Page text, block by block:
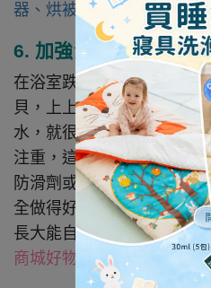
器、烘被機
6. 加強浴室地板防滑
在浴室跌倒是十分危險的
貝，上上下下的重心較容
水，就很容易腳滑！因此
注重，這點是常常會忽略
防滑劑或是使用防滑貼、
全做得好，不管是父母本
長大能自己行走都可以多一
商城好物
➡ 浴室防滑